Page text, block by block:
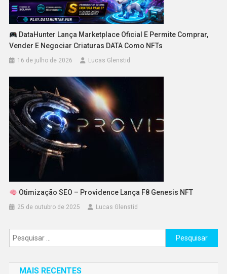
DataHunter Lança Marketplace Oficial E Permite Comprar,
Vender E Negociar Criaturas DATA Como NFTs
16 de julho de 2026 Lucas Glenstid
Otimização SEO – Providence Lança F8 Genesis NFT
25 de outubro de 2025 Lucas Glenstid
Pesquisar
por:
MAIS RECENTES